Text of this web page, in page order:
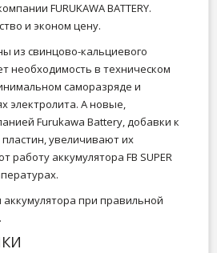
FURUKAWA BATTERY.
и эконом цену.
из свинцово-кальциевого
необходимость в техническом
саморазряде и
электролита. А новые,
Furukawa Battery, добавки к
увеличивают их
работу аккумулятора FB SUPER
при правильной